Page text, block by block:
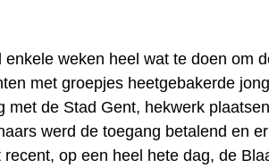
enkele weken heel wat te doen om
met groepjes heetgebakerde
met de Stad Gent, hekwerk
werd de toegang betalend en
recent, op een heel hete dag, de